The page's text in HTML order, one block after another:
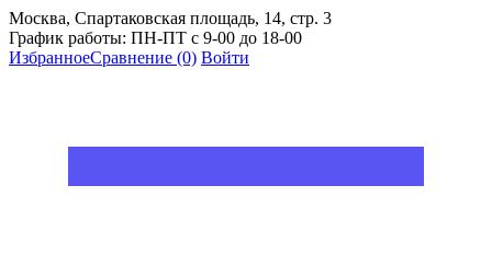
Москва, Спартаковская площадь, 14, стр. 3
График работы: ПН-ПТ с 9-00 до 18-00
ИзбранноеСравнение (0) Войти